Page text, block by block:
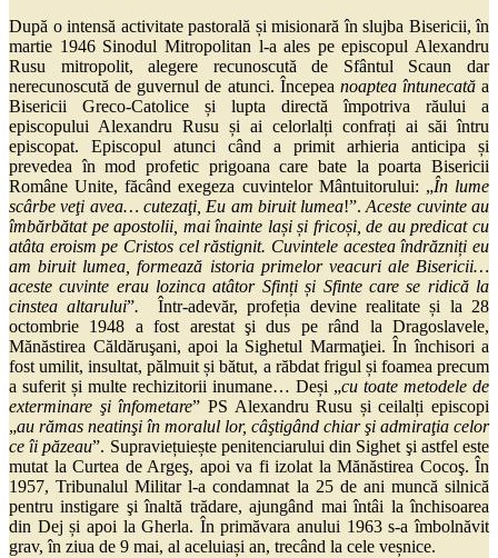
După o intensă activitate pastorală și misionară în slujba Bisericii, în
martie 1946 Sinodul Mitropolitan l-a ales pe episcopul Alexandru
Rusu mitropolit, alegere recunoscută de Sfântul Scaun dar
nerecunoscută de guvernul de atunci. Începea noaptea întunecatăa
Bisericii Greco-Catolice și lupta directă împotriva răului a
episcopului Alexandru Rusu și ai celorlalți confrați ai săi întru
episcopat. Episcopul atunci când a primit arhieria anticipa și
prevedea în mod profetic prigoana care bate la poarta Bisericii
Române Unite, făcând exegeza cuvintelor Mântuitorului: „În lume
scârbe veţi avea… cutezaţi, Eu am biruit lumea!”.Aceste cuvinte au
îmbărbătat pe apostolii, mai înainte lași și fricoși, de au predicat cu
atâta eroism pe Cristos cel răstignit. Cuvintele acestea îndrăzniți eu
am biruit lumea, formează istoria primelor veacuri ale Bisericii…
aceste cuvinte erau lozinca atâtor Sfinți și Sfinte care se ridică la
cinstea altarului”. Într-adevăr, profeția devine realitate și la 28
octombrie 1948 a fost arestat şi dus pe rând la Dragoslavele,
Mănăstirea Căldăruşani, apoi la Sighetul Marmaţiei. În închisori a
fost umilit, insultat, pălmuit și bătut, a răbdat frigul și foamea precum
a suferit și multe rechizitorii inumane… Deși „cu toate metodele de
exterminare şi înfometare” PS Alexandru Rusu și ceilalți episcopi
„au rămas neatinşi în moralul lor, câştigând chiar şi admiraţia celor
ce îi păzeau”. Supraviețuiește penitenciarului din Sighet şi astfel este
mutat la Curtea de Argeş, apoi va fi izolat la Mănăstirea Cocoş. În
1957, Tribunalul Militar l-a condamnat la 25 de ani muncă silnică
pentru instigare şi înaltă trădare, ajungând mai întâi la închisoarea
din Dej și apoi la Gherla. În primăvara anului 1963 s-a îmbolnăvit
grav, în ziua de 9 mai, al aceluiași an, trecând la cele veșnice.